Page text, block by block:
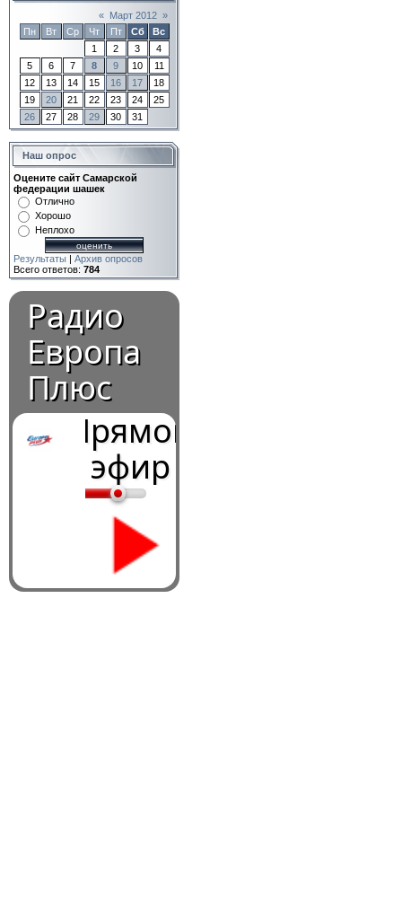
« Март 2012 »
Пн
Вт Ср Чт Пт Сб
Вс
1
2 3
4
5
6 7 8 9 10
11
12
13 14 15 16 17
18
19
20 21 22 23 24
25
26
27 28 29 30 31
Наш опрос
Оцените сайт Самарской
федерации шашек
Отлично
Хорошо
Неплохо
Результаты | Архив опросов
Всего ответов: 784
Радио
Европа
Плюс
Прямой
эфир